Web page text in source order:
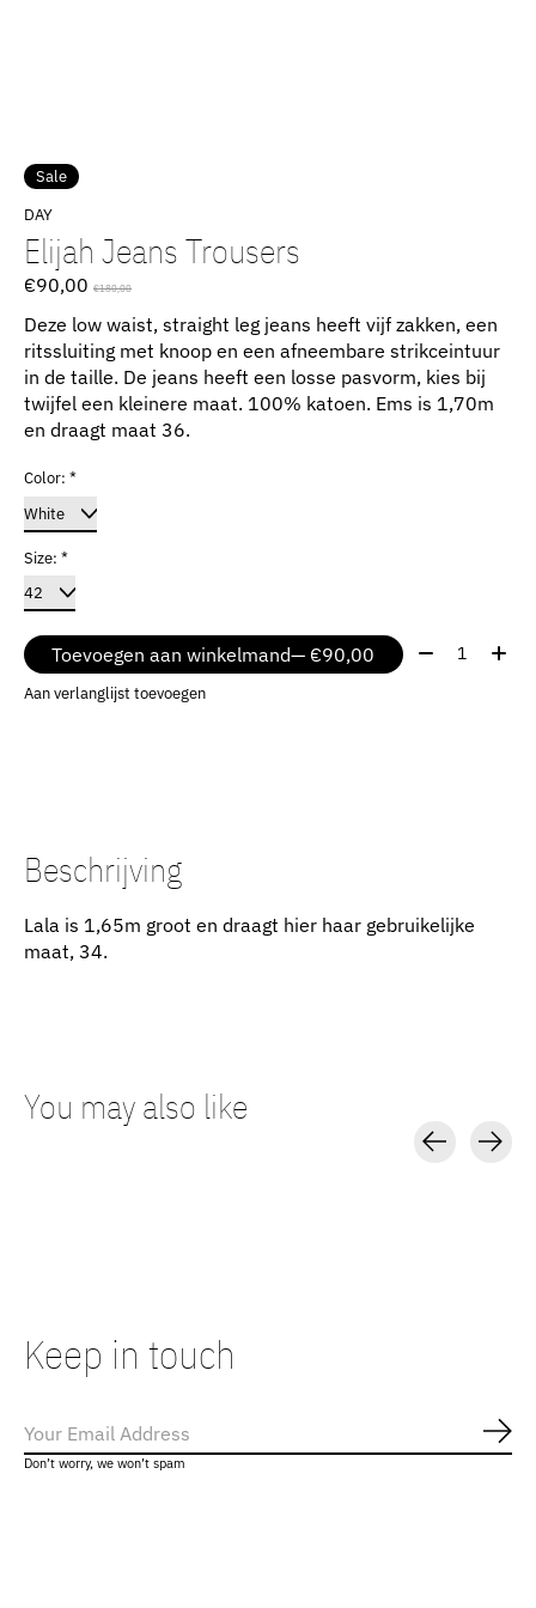
Sale
DAY
Elijah Jeans Trousers
€90,00 €180,00
Deze low waist, straight leg jeans heeft vijf zakken, een
ritssluiting met knoop en een afneembare strikceintuur
in de taille. De jeans heeft een losse pasvorm, kies bij
twijfel een kleinere maat. 100% katoen. Ems is 1,70m
en draagt maat 36.
Color: *
Size: *
Toevoegen aan winkelmand — €90,00 Aantal:
Aan verlanglijst toevoegen
Beschrijving
Lala is 1,65m groot en draagt hier haar gebruikelijke
maat, 34.
You may also like
Keep in touch
Don’t worry, we won’t spam